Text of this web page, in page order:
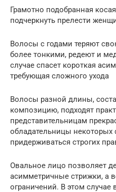
Грамотно подобранная
подчеркнуть прелести
Волосы с годами теряют
более тонкими, редеют и
случае спасет короткая
требующая сложного ухода
Волосы разной длины,
композицию, подходят
представительницам
обладательницы
придерживаться строгих
Овальное лицо позволяет
асимметричные стрижки, а
ограничений. В этом случае